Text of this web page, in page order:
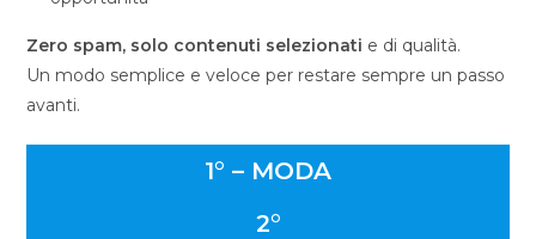
Zero spam, solo contenuti selezionati e di qualità.
Un modo semplice e veloce per restare sempre un passo
avanti.
1° – MODA
2°